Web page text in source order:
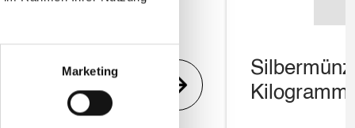
Marketing
Kilogramm